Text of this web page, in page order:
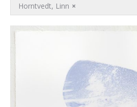
×
Horntvedt, Linn